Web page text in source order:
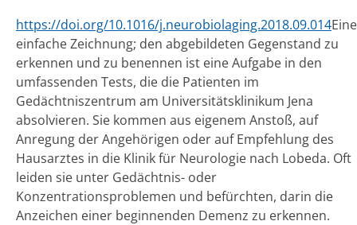
https://doi.org/10.1016/j.neurobiolaging.2018.09.014Eine
einfache Zeichnung; den abgebildeten Gegenstand zu
erkennen und zu benennen ist eine Aufgabe in den
umfassenden Tests, die die Patienten im
Gedächtniszentrum am Universitätsklinikum Jena
absolvieren. Sie kommen aus eigenem Anstoß, auf
Anregung der Angehörigen oder auf Empfehlung des
Hausarztes in die Klinik für Neurologie nach Lobeda. Oft
leiden sie unter Gedächtnis- oder
Konzentrationsproblemen und befürchten, darin die
Anzeichen einer beginnenden Demenz zu erkennen.